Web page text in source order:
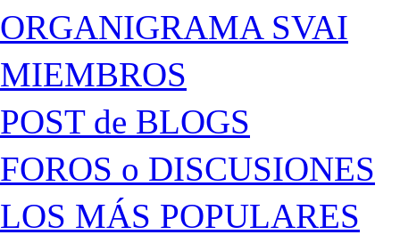
ORGANIGRAMA SVAI
MIEMBROS
POST de BLOGS
FOROS o DISCUSIONES
LOS MÁS POPULARES